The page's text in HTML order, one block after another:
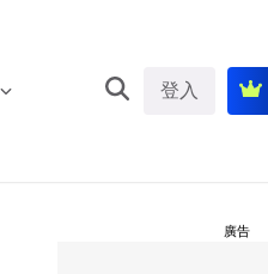
登入
廣告